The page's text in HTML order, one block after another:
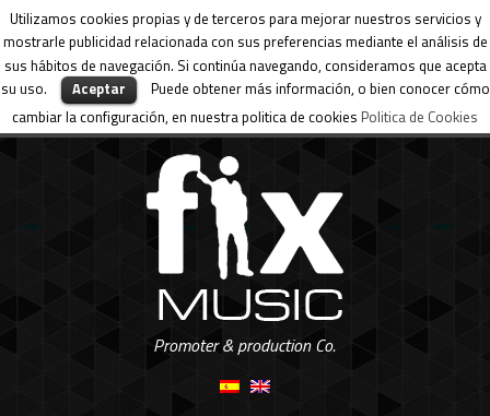
Utilizamos cookies propias y de terceros para mejorar nuestros servicios y
mostrarle publicidad relacionada con sus preferencias mediante el análisis de
sus hábitos de navegación. Si continúa navegando, consideramos que acepta
su uso.
Aceptar
Puede obtener más información, o bien conocer cómo
cambiar la configuración, en nuestra politica de cookies Politica de Cookies
Promoter & production Co.